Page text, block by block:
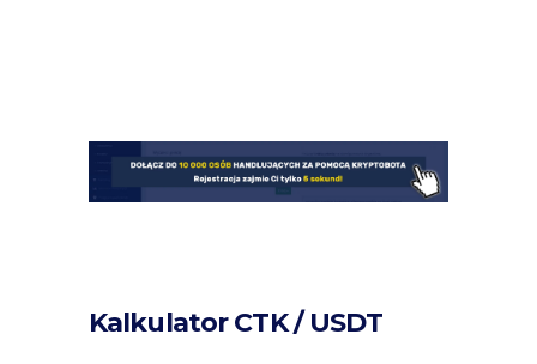
Kalkulator CTK / USDT